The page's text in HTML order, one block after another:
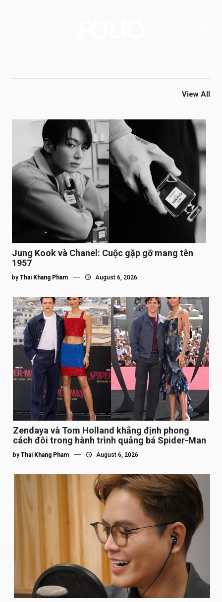
View All
Jung Kook và Chanel: Cuộc gặp gỡ mang tên
1957
by Thai Khang Pham August 6, 2026
Zendaya và Tom Holland khẳng định phong
cách đôi trong hành trình quảng bá Spider-Man
by Thai Khang Pham August 6, 2026